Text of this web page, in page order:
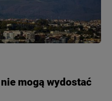
mogą wydostać